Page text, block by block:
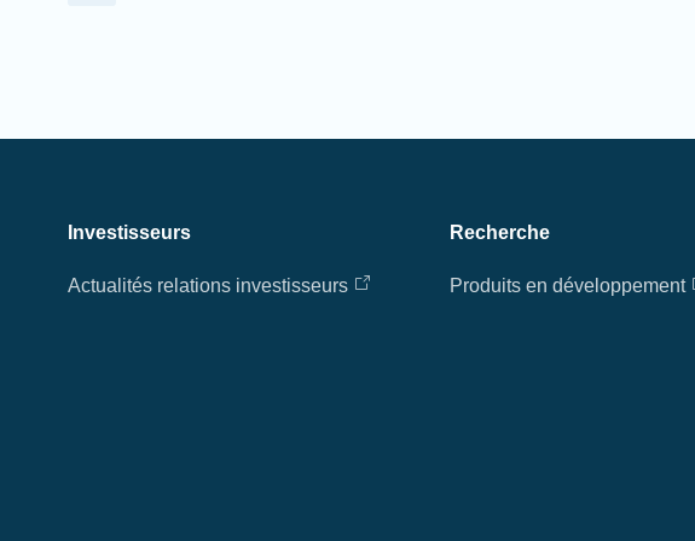
Investisseurs
Actualités relations investisseurs
Recherche
Produits en développement